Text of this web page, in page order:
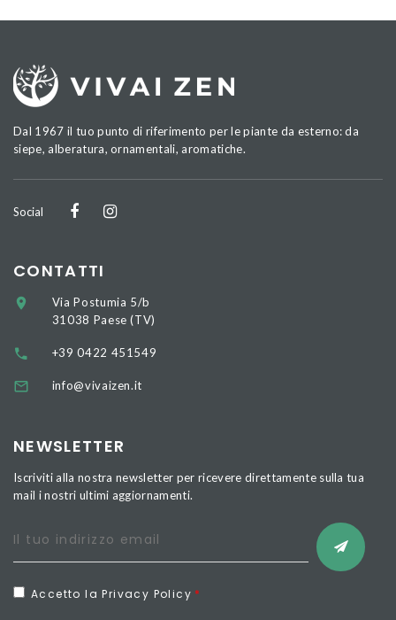
Dal 1967 il tuo punto di riferimento per le piante da esterno: da
siepe, alberatura, ornamentali, aromatiche.
Social
CONTATTI
Via Postumia 5/b
31038 Paese (TV)
+39 0422 451549
info@vivaizen.it
NEWSLETTER
Iscriviti alla nostra newsletter per ricevere direttamente sulla tua
mail i nostri ultimi aggiornamenti.
Accetto la Privacy Policy